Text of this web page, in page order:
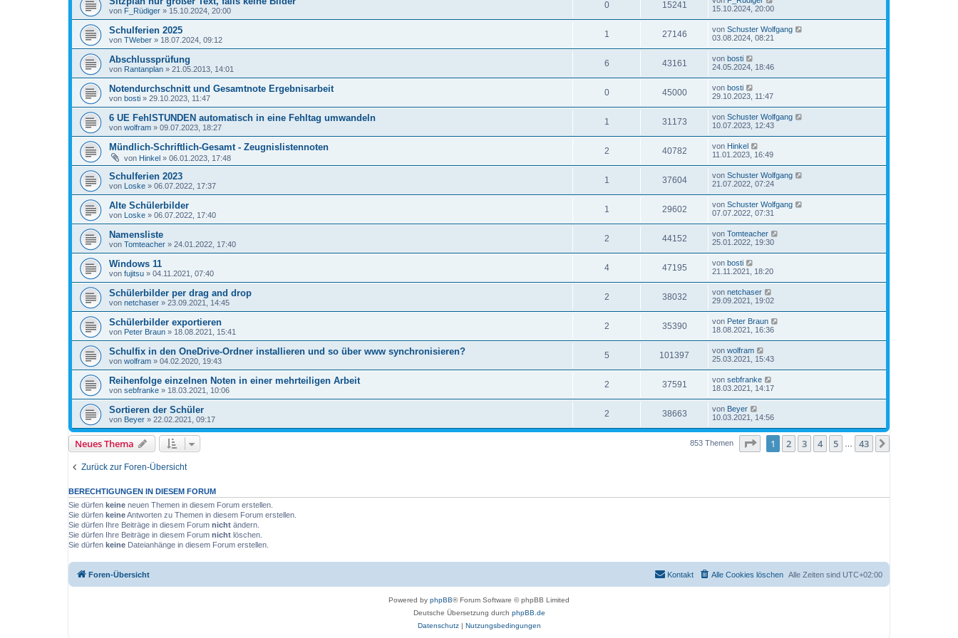
von F_Rüdiger » 15.10.2024, 20:00
0 15241
15.10.2024, 20:00
Schulferien 2025
von TWeber » 18.07.2024, 09:12
1 27146 von Schuster Wolfgang
03.08.2024, 08:21
Abschlussprüfung
von Rantanplan » 21.05.2013, 14:01
6 43161 von bosti
24.05.2024, 18:46
Notendurchschnitt und Gesamtnote Ergebnisarbeit
von bosti » 29.10.2023, 11:47
0 45000 von bosti
29.10.2023, 11:47
6 UE FehlSTUNDEN automatisch in eine Fehltag umwandeln
von wolfram » 09.07.2023, 18:27
1 31173 von Schuster Wolfgang
10.07.2023, 12:43
Mündlich-Schriftlich-Gesamt - Zeugnislistennoten
von Hinkel » 06.01.2023, 17:48
2 40782 von Hinkel
11.01.2023, 16:49
Schulferien 2023
von Loske » 06.07.2022, 17:37
1 37604 von Schuster Wolfgang
21.07.2022, 07:24
Alte Schülerbilder
von Loske » 06.07.2022, 17:40
1 29602 von Schuster Wolfgang
07.07.2022, 07:31
Namensliste
von Tomteacher » 24.01.2022, 17:40
2 44152 von Tomteacher
25.01.2022, 19:30
Windows 11
von fujitsu » 04.11.2021, 07:40
4 47195 von bosti
21.11.2021, 18:20
Schülerbilder per drag and drop
von netchaser » 23.09.2021, 14:45
2 38032 von netchaser
29.09.2021, 19:02
Schülerbilder exportieren
von Peter Braun » 18.08.2021, 15:41
2 35390 von Peter Braun
18.08.2021, 16:36
Schulfix in den OneDrive-Ordner installieren und so über www synchronisieren?
von wolfram » 04.02.2020, 19:43
5 101397 von wolfram
25.03.2021, 15:43
Reihenfolge einzelnen Noten in einer mehrteiligen Arbeit
von sebfranke » 18.03.2021, 10:06
2 37591 von sebfranke
18.03.2021, 14:17
Sortieren der Schüler
von Beyer » 22.02.2021, 09:17
2 38663 von Beyer
10.03.2021, 14:56
Neues Thema 853 Themen Seite von43
1 2 3 4 5 43
Zurück zur Foren-Übersicht
BERECHTIGUNGEN IN DIESEM FORUM
Sie dürfen keine neuen Themen in diesem Forum erstellen.
Sie dürfen keineAntworten zu Themen in diesem Forum erstellen.
Sie dürfen Ihre Beiträge in diesem Forum nicht ändern.
Sie dürfen Ihre Beiträge in diesem Forum nicht löschen.
Sie dürfen keine Dateianhänge in diesem Forum erstellen.
Foren-Übersicht Alle Zeiten sind UTC+02:00
Alle Cookies löschen
Kontakt
Powered by phpBB® Forum Software © phpBB Limited
Deutsche Übersetzung durch phpBB.de
Datenschutz| Nutzungsbedingungen